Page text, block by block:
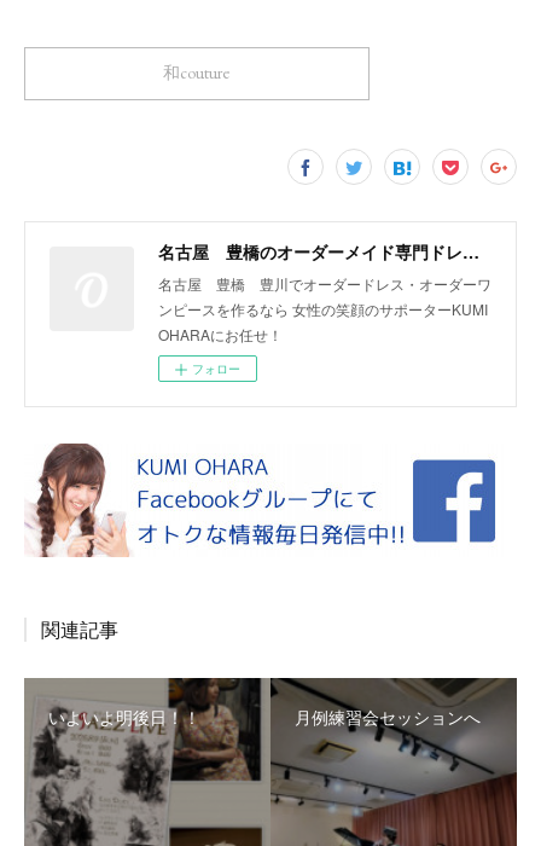
和couture
名古屋 豊橋のオーダーメイド専門ドレスデザイナー KUMI OHARA
名古屋 豊橋 豊川でオーダードレス・オーダーワ
ンピースを作るなら 女性の笑顔のサポーターKUMI
OHARAにお任せ！
フォロー
関連記事
いよいよ明後日！！ 月例練習会セッションへ